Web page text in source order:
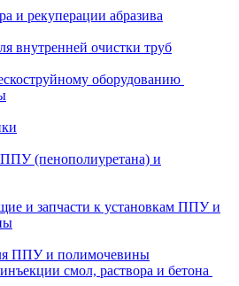
и рекуперации абразива
внутренней очистки труб
оборудованию
(пенополиуретана) и
и запчасти к установкам ППУ и
ППУ и полимочевины
смол, раствора и бетона